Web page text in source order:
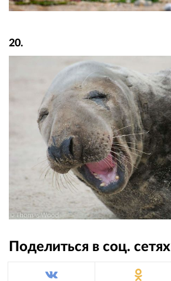
20.
Поделиться в соц. сетях